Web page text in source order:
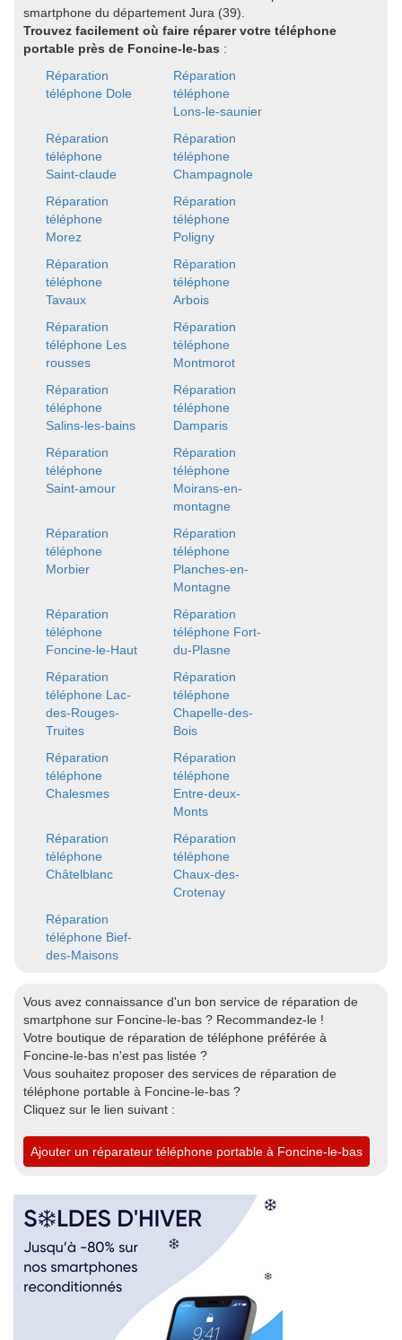
smartphone du département Jura (39).
Trouvez facilement où faire réparer votre téléphone
portable près de Foncine-le-bas :
Réparation
téléphone Dole
Réparation
téléphone
Lons-le-saunier
Réparation
téléphone
Saint-claude
Réparation
téléphone
Champagnole
Réparation
téléphone
Morez
Réparation
téléphone
Poligny
Réparation
téléphone
Tavaux
Réparation
téléphone
Arbois
Réparation
téléphone Les
rousses
Réparation
téléphone
Montmorot
Réparation
téléphone
Salins-les-bains
Réparation
téléphone
Damparis
Réparation
téléphone
Saint-amour
Réparation
téléphone
Moirans-en-
montagne
Réparation
téléphone
Morbier
Réparation
téléphone
Planches-en-
Montagne
Réparation
téléphone
Foncine-le-Haut
Réparation
téléphone Fort-
du-Plasne
Réparation
téléphone Lac-
des-Rouges-
Truites
Réparation
téléphone
Chapelle-des-
Bois
Réparation
téléphone
Chalesmes
Réparation
téléphone
Entre-deux-
Monts
Réparation
téléphone
Châtelblanc
Réparation
téléphone
Chaux-des-
Crotenay
Réparation
téléphone Bief-
des-Maisons
Vous avez connaissance d'un bon service de réparation de
smartphone sur Foncine-le-bas ? Recommandez-le !
Votre boutique de réparation de téléphone préférée à
Foncine-le-bas n'est pas listée ?
Vous souhaitez proposer des services de réparation de
téléphone portable à Foncine-le-bas ?
Cliquez sur le lien suivant :
Ajouter un réparateur téléphone portable à Foncine-le-bas